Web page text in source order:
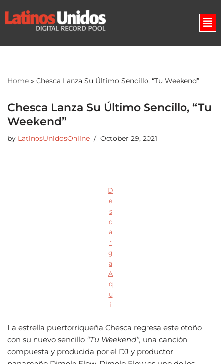
Skip
Home » Chesca Lanza Su Último Sencillo, “Tu Weekend”
Chesca Lanza Su Último Sencillo, “Tu
Weekend”
by LatinosUnidosOnline October 29, 2021
D
e
s
c
a
r
g
a
A
q
u
i
La estrella puertorriqueña Chesca regresa este otoño
con su nuevo sencillo “Tu Weekend”, una canción
compuesta y producida por el DJ y productor